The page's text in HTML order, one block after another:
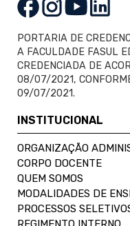
PORTARIA DE
A FACULDADE FASUL
CREDENCIADA DE
08/07/2021,
09/07/2021.
INSTITUCIONAL
ORGANIZAÇÃO
CORPO DOCENTE
QUEM SOMOS
MODALIDADES DE
PROCESSOS